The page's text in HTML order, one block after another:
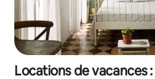
Locations de vacances